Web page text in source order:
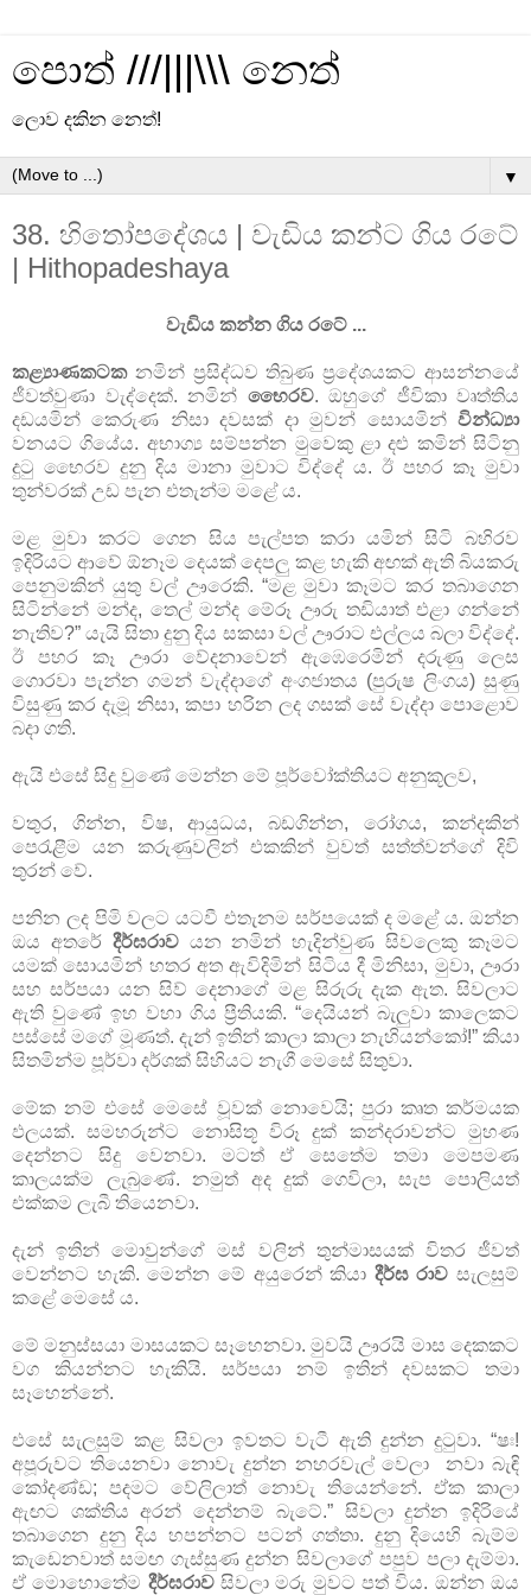
පොත් ///|||\\\ නෙත්
ලොව දකින නෙත්!
▼
38. හිතෝපදේශය | වැඩිය කන්ට ගිය රටේ
| Hithopadeshaya
වැඩිය කන්න ගිය රටේ ...
කළ්‍යාණකටකනමින් ප්‍රසිද්ධව තිබුණ ප්‍රදේශයකට ආසන්නයේ
ජීවත්වුණා වැද්දෙක්. නමින් භෛරව. ඔහුගේ ජීවිකා වෘත්තිය
දඩයමින් කෙරුණ නිසා දවසක් දා මුවන් සොයමින් වින්ධ්‍යා
වනයට ගියේය. අභාග්‍ය සම්පන්න මුවෙකු ළා දළු කමින් සිටිනු
දුටු භෛරව දුනු දිය මානා මුවාට විද්දේ ය. ඊ පහර කෑ මුවා
තුන්වරක් උඩ පැන එතැන්ම මළේ ය.
මළ මුවා කරට ගෙන සිය පැල්පත කරා යමින් සිටි බහිරව
ඉදිරියට ආවේ ඕනෑම දෙයක් දෙපලු කළ හැකි අඟක් ඇති බියකරු
පෙනුමකින් යුතු වල් ඌරෙකි. “මළ මුවා කෑමට කර තබාගෙන
සිටින්නේ මන්ද, තෙල් මන්ද මේරූ ඌරු තඩියාත් එළා ගන්නේ
නැතිව?” යැයි සිතා දුනු දිය සකසා වල් ඌරාට එල්ලය බලා විද්දේ.
ඊ පහර කෑ ඌරා වේදනාවෙන් ඇඹෙරෙමින් දරුණු ලෙස
ගොරවා පැන්න ගමන් වැද්දාගේ අංගජාතය (පුරුෂ ලිංගය) සුණු
විසුණු කර දැමූ නිසා, කපා හරින ලද ගසක් සේ වැද්දා පොළොව
බදා ගති.
ඇයි එසේ සිදු වුණේ මෙන්න මේ පූර්වෝක්තියට අනුකූලව,
වතුර, ගින්න, විෂ, ආයුධය, බඩගින්න, රෝගය, කන්දකින්
පෙරැළීම යන කරුණුවලින් එකකින් වුවත් සත්ත්වන්ගේ දිවි
තුරන් වේ.
පනින ලද පිමි වලට යටවී එතැනම සර්පයෙක් ද මළේ ය. ඔන්න
ඔය අතරේ දීර්ඝරාවයන නමින් හැදින්වුණ සිවලෙකු කෑමට
යමක් සොයමින් හතර අත ඇවිදිමින් සිටිය දී මිනිසා, මුවා, ඌරා
සහ සර්පයා යන සිව් දෙනාගේ මළ සිරුරු දැක ඇත. සිවලාට
ඇති වුණේ ඉහ වහා ගිය ප්‍රීතියකි. “දෙයියන් බැලුවා කාලෙකට
පස්සේ මගේ මූණත්. දැන් ඉතින් කාලා කාලා නැහියන්කෝ!” කියා
සිතමින්ම පූර්වා දර්ශක් සිහියට නැගී මෙසේ සිතුවා.
මේක නම් එසේ මෙසේ වූවක් නොවෙයි; පුරා කෘත කර්මයක
ඵලයක්. සමහරුන්ට නොසිතූ විරූ දුක් කන්දරාවන්ට මුහණ
දෙන්නට සිදු වෙනවා. මටත් ඒ සෙතේම තමා මෙපමණ
කාලයක්ම ලැබුණේ. නමුත් අද දුක් ගෙවිලා, සැප පොලියත්
එක්කම ලැබී තියෙනවා.
දැන් ඉතින් මොවුන්ගේ මස් වලින් තුන්මාසයක් විතර ජීවත්
වෙන්නට හැකි. මෙන්න මේ අයුරෙන් කියා දීර්ඝ රාව සැලසුම්
කළේ මෙසේ ය.
මේ මනුස්සයා මාසයකට සෑහෙනවා. මුවයි ඌරයි මාස දෙකකට
වග කියන්නට හැකියි. සර්පයා නම් ඉතින් දවසකට තමා
සෑහෙන්නේ.
එසේ සැලසුම් කළ සිවලා ඉවතට වැටී ඇති දුන්න දුටුවා. “ෂඃ!
අපූරුවට තියෙනවා නොවැ දුන්න නහරවැල් වෙලා නවා බැඳි
කෝදණ්ඩ; පදමට වේලිලාත් නොවැ තියෙන්නේ. ඒක කාලා
ඇඟට ශක්තිය අරන් දෙන්නම් බැටේ.” සිවලා දුන්න ඉදිරියේ
තබාගෙන දුනු දිය හපන්නට පටන් ගත්තා. දුනු දියෙහි බැම්ම
කැඩෙනවාත් සමඟ ගැස්සුණ දුන්න සිවලාගේ පපුව පලා දැම්මා.
ඒ මොහොතේම දීර්ඝරාවසිවලා මරු මුවට පත් විය. ඔන්න ඔය